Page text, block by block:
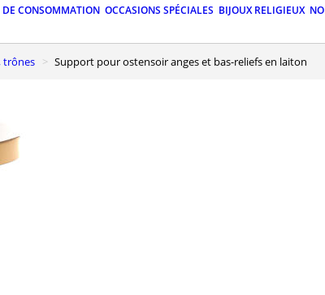
DE CONSOMMATION OCCASIONS SPÉCIALES BIJOUX RELIGIEUX
trônes Support pour ostensoir anges et bas-reliefs en laiton